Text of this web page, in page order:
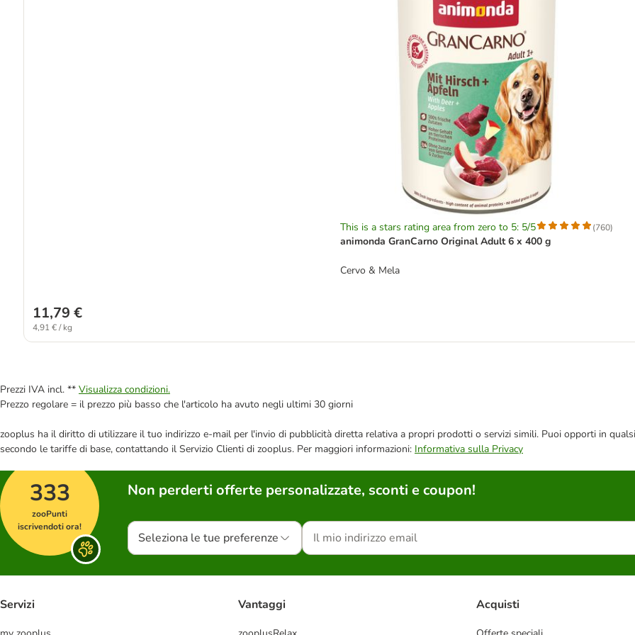
This is a stars rating area from zero to 5: 5/5 (760)
animonda GranCarno Original Adult 6 x 400 g
Cervo & Mela
11,79 €
4,91 € / kg
Prezzi IVA incl. ** Visualizza condizioni.
Prezzo regolare = il prezzo più basso che l'articolo ha avuto negli ultimi 30 giorni
zooplus ha il diritto di utilizzare il tuo indirizzo e-mail per l'invio di pubblicità diretta relativa a propri prodotti o servizi simili. Puoi opporti in
secondo le tariffe di base, contattando il Servizio Clienti di zooplus. Per maggiori informazioni: Informativa sulla Privacy
333
zooPunti
iscrivendoti ora!
Non perderti offerte personalizzate, sconti e coupon!
Seleziona le tue preferenze
Servizi Vantaggi Acquisti